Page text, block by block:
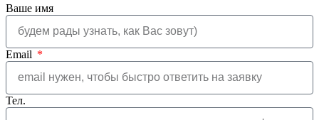
Ваше имя
Email
Тел.